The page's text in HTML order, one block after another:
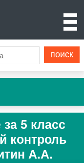
5 класс
контроль
А.А.